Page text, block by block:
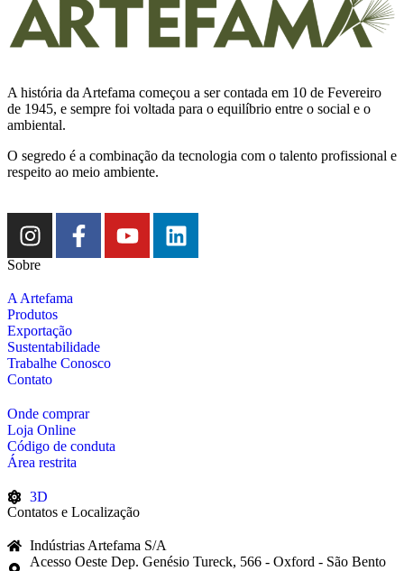
A história da Artefama começou a ser contada em 10 de Fevereiro
de 1945, e sempre foi voltada para o equilíbrio entre o social e o
ambiental.
O segredo é a combinação da tecnologia com o talento profissional e
respeito ao meio ambiente.
Sobre
A Artefama
Produtos
Exportação
Sustentabilidade
Trabalhe Conosco
Contato
Onde comprar
Loja Online
Código de conduta
Área restrita
3D
Contatos e Localização
Indústrias Artefama S/A
Acesso Oeste Dep. Genésio Tureck, 566 - Oxford - São Bento